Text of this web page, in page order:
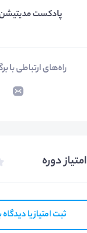
پادکست مدیتیشن
راه‌های ارتباطی با
امتیاز دوره
ثبت امتیاز یا